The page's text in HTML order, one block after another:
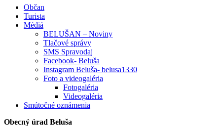
Občan
Turista
Médiá
BELUŠAN – Noviny
Tlačové správy
SMS Spravodaj
Facebook- Beluša
Instagram Beluša- belusa1330
Foto a videogaléria
Fotogaléria
Videogaléria
Smútočné oznámenia
Obecný úrad Beluša